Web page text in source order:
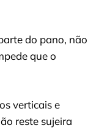
do pano, não
que o
verticais e
reste sujeira